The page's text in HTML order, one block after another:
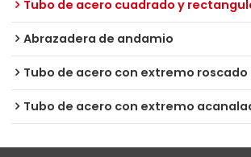
Tubo de acero cuadrado y
Abrazadera de andamio
Tubo de acero con extremo roscado
Tubo de acero con extremo